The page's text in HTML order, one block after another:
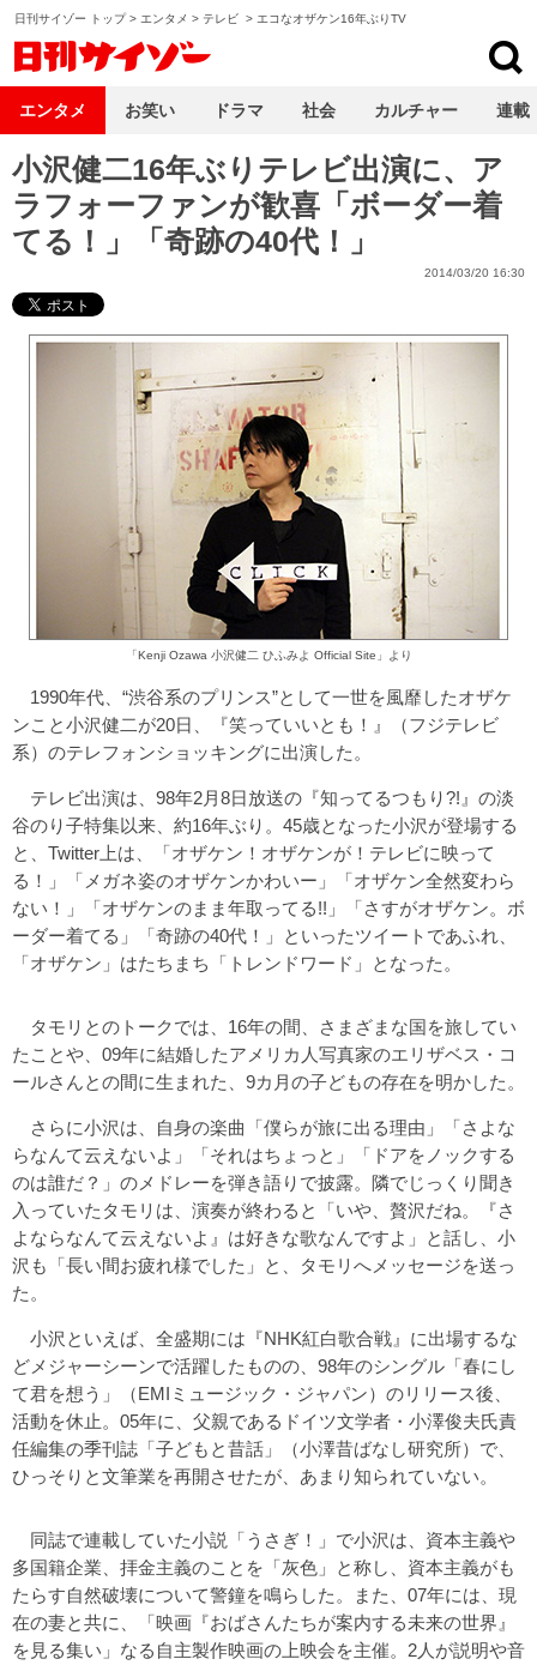
日刊サイゾー トップ> エンタメ > テレビ > エコなオザケン16年ぶりTV
小沢健二16年ぶりテレビ出演に、ア
ラフォーファンが歓喜「ボーダー着
てる！」「奇跡の40代！」
2014/03/20 16:30
「Kenji Ozawa 小沢健二 ひふみよ Official Site」より
1990年代、“渋谷系のプリンス”として一世を風靡したオザケ
ンこと小沢健二が20日、『笑っていいとも！』（フジテレビ
系）のテレフォンショッキングに出演した。
テレビ出演は、98年2月8日放送の『知ってるつもり?!』の淡
谷のり子特集以来、約16年ぶり。45歳となった小沢が登場する
と、Twitter上は、「オザケン！オザケンが！テレビに映って
る！」「メガネ姿のオザケンかわいー」「オザケン全然変わら
ない！」「オザケンのまま年取ってる!!」「さすがオザケン。ボ
ーダー着てる」「奇跡の40代！」といったツイートであふれ、
「オザケン」はたちまち「トレンドワード」となった。
タモリとのトークでは、16年の間、さまざまな国を旅してい
たことや、09年に結婚したアメリカ人写真家のエリザベス・コ
ールさんとの間に生まれた、9カ月の子どもの存在を明かした。
さらに小沢は、自身の楽曲「僕らが旅に出る理由」「さよな
らなんて云えないよ」「それはちょっと」「ドアをノックする
のは誰だ？」のメドレーを弾き語りで披露。隣でじっくり聞き
入っていたタモリは、演奏が終わると「いや、贅沢だね。『さ
よならなんて云えないよ』は好きな歌なんですよ」と話し、小
沢も「長い間お疲れ様でした」と、タモリへメッセージを送っ
た。
小沢といえば、全盛期には『NHK紅白歌合戦』に出場するな
どメジャーシーンで活躍したものの、98年のシングル「春にし
て君を想う」（EMIミュージック・ジャパン）のリリース後、
活動を休止。05年に、父親であるドイツ文学者・小澤俊夫氏責
任編集の季刊誌「子どもと昔話」（小澤昔ばなし研究所）で、
ひっそりと文筆業を再開させたが、あまり知られていない。
同誌で連載していた小説「うさぎ！」で小沢は、資本主義や
多国籍企業、拝金主義のことを「灰色」と称し、資本主義がも
たらす自然破壊について警鐘を鳴らした。また、07年には、現
在の妻と共に、「映画『おばさんたちが案内する未来の世界』
を見る集い」なる自主製作映画の上映会を主催。2人が説明や音
エンタメ お笑い ドラマ 社会 カルチャー 連載